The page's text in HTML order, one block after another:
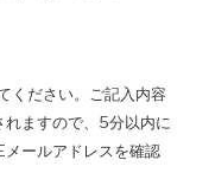
ください。ご記入内容
ますので、5分以内に
メールアドレスを確認